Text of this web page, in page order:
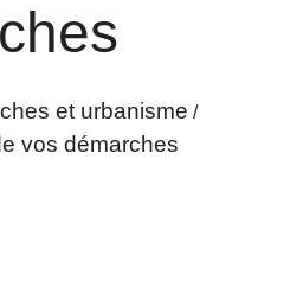
et urbanisme /
vos démarches